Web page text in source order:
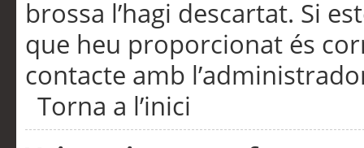
brossa l’hagi descartat. Si
que heu proporcionat és
contacte amb
Torna a l’inici